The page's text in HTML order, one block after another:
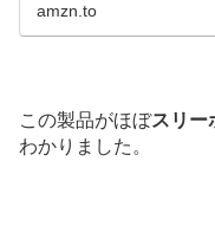
amzn.to
この製品がほぼスリー
わかりました。